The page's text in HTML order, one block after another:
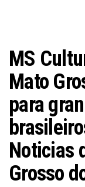
MS
Mato
para
Noticias
Grosso